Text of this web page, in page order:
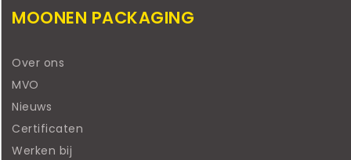
MOONEN PACKAGING
Over ons
MVO
Nieuws
Certificaten
Werken bij